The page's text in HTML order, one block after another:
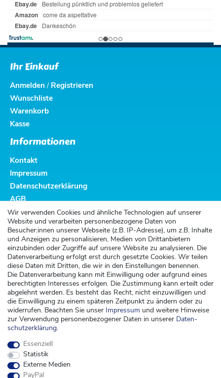
Wir verwenden Cookies und ähnliche Technologien auf unserer
Website und verarbeiten personenbezogene Daten von
Besucher:innen unserer Webseite (z.B. IP-Adresse), um z.B. Inhalte
und Anzeigen zu personalisieren, Medien von Drittanbietern
einzubinden oder Zugriffe auf unsere Website zu analysieren. Die
Datenverarbeitung erfolgt erst durch gesetzte Cookies. Wir teilen
diese Daten mit Dritten, die wir in den Einstellungen benennen.
Die Datenverarbeitung kann mit Einwilligung oder aufgrund eines
berechtigten Interesses erfolgen. Die Zustimmung kann erteilt oder
abgelehnt werden. Es besteht das Recht, nicht einzuwilligen und
die Einwilligung zu einem späteren Zeitpunkt zu ändern oder zu
widerrufen. Beachten Sie unser Impressum und weitere Hinweise
zur Verwendung personenbezogener Daten in unserer Daten­
schutz­erklärung.
Essenziell
Statistik
Externe Medien
PayPal
Ihr Einkauf
Anmelden / Registrieren
Wunschliste
Warenkorb
Kasse
Informationen
Kontakt
Impressum
Datenschutzerklärung
AGB
Altbatterieentsorgung
Kundenservice
Versand
Zahlung
Widerrufsrecht
Widerrufsformular
Kontakt
kontakt@kinderspieleland.de
Montag, Dienstag, Freitag von 7.30 bis 15.00 Uhr
Anrufe aus dem dt. Festnetz zum Ortstarif, Preise aus dem Mobilfunknetz ggf.
abweichend (abhängig vom Provider).